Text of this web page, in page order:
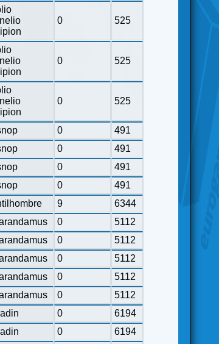
0 525
0 525
0 525
0
491
0
491
0
491
0
491
9
6344
0
5112
0
5112
0
5112
0
5112
0
5112
0
6194
0 6194